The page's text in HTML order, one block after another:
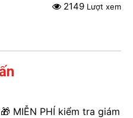
2149 Lượt xem
🎁 MIỄN PHÍ kiểm tra giám